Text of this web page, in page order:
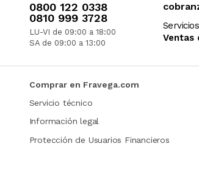
0800 122 0338
0810 999 3728
LU-VI de 09:00 a 18:00
SA de 09:00 a 13:00
Ventas
Comprar en Fravega.com
Servicio técnico
Información legal
Protección de Usuarios Financieros